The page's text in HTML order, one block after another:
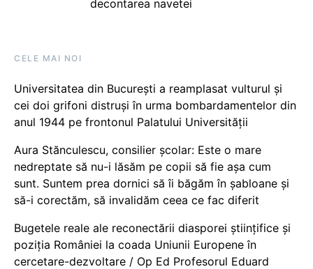
decontarea navetei
CELE MAI NOI
Universitatea din București a reamplasat vulturul și
cei doi grifoni distruși în urma bombardamentelor din
anul 1944 pe frontonul Palatului Universității
Aura Stănculescu, consilier școlar: Este o mare
nedreptate să nu-i lăsăm pe copii să fie așa cum
sunt. Suntem prea dornici să îi băgăm în șabloane și
să-i corectăm, să invalidăm ceea ce fac diferit
Bugetele reale ale reconectării diasporei științifice și
poziția României la coada Uniunii Europene în
cercetare-dezvoltare / Op Ed Profesorul Eduard